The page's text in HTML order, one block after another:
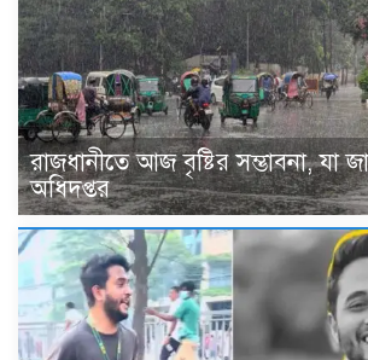
রাজধানীতে আজ বৃষ্টির সম্ভাবনা, যা
অধিদপ্তর